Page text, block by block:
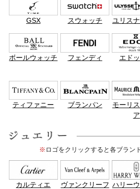
GSX スウォッチ ユリス
ボールウォッチ フェンディ エド
ティファニー ブランパン
モーリ
ア
※ ロゴをクリックすると各ブラン
カルティエ
ヴァンクリーフ ハリー